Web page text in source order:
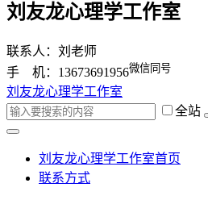
刘友龙心理学工作室
联系人：刘老师
手 机：13673691956微信同号
刘友龙心理学工作室
全站
刘友龙心理学工作室首页
联系方式